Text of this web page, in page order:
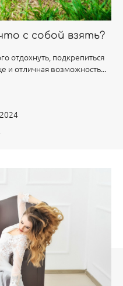
с собой взять?
отдохнуть, подкрепиться
и отличная возможность...